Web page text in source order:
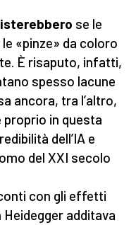
se le
«pinze» da coloro
È risaputo, infatti,
spesso lacune
ancora, tra l’altro,
proprio in questa
dell’IA e
del XXI secolo
con gli effetti
additava